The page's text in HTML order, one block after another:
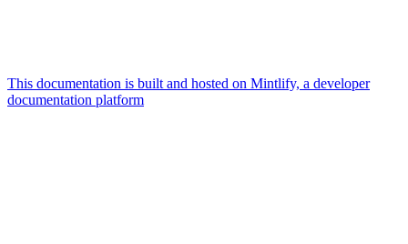
This documentation is built and hosted on Mintlify, a developer
documentation platform